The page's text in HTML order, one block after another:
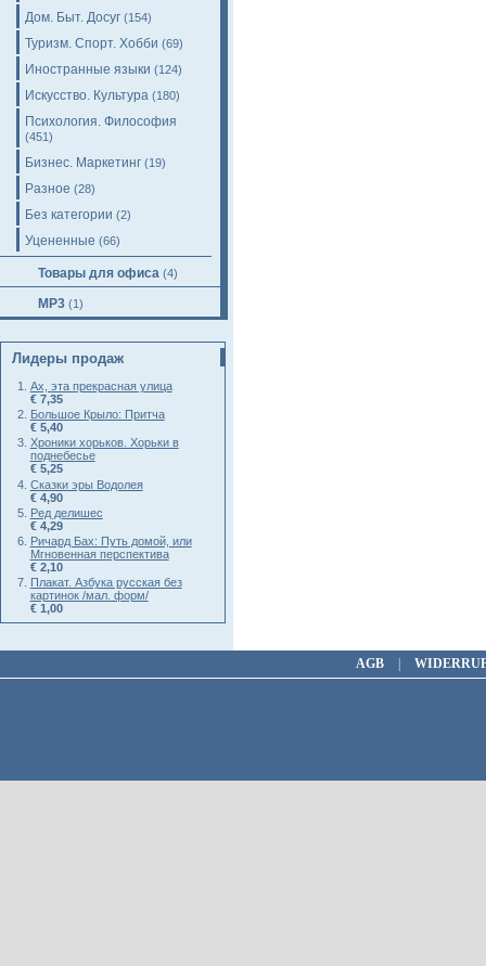
Дом. Быт. Досуг (154)
Туризм. Спорт. Хобби (69)
Иностранные языки (124)
Искусство. Культура (180)
Психология. Философия
(451)
Бизнес. Маркетинг (19)
Разное (28)
Без категории (2)
Уцененные (66)
Товары для офиса (4)
MP3 (1)
Лидеры продаж
Ах, эта прекрасная улица
€ 7,35
Большое Крыло: Притча
€ 5,40
Хроники хорьков. Хорьки в
поднебесье
€ 5,25
Сказки эры Водолея
€ 4,90
Ред делишес
€ 4,29
Ричард Бах: Путь домой, или
Мгновенная перспектива
€ 2,10
Плакат. Азбука русская без
картинок /мал. форм/
€ 1,00
AGB